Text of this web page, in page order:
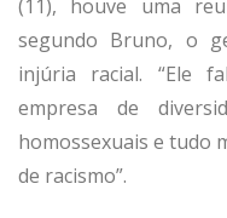
(11), houve uma
segundo Bruno, o
injúria racial. “Ele
empresa de
homossexuais e tudo
de racismo”.